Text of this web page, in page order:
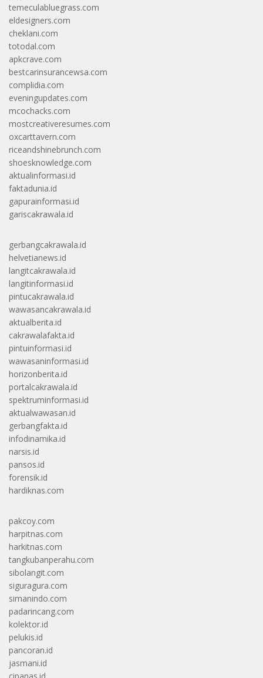
temeculabluegrass.com
eldesigners.com
cheklani.com
totodal.com
apkcrave.com
bestcarinsurancewsa.com
complidia.com
eveningupdates.com
mcochacks.com
mostcreativeresumes.com
oxcarttavern.com
riceandshinebrunch.com
shoesknowledge.com
aktualinformasi.id
faktadunia.id
gapurainformasi.id
gariscakrawala.id
gerbangcakrawala.id
helvetianews.id
langitcakrawala.id
langitinformasi.id
pintucakrawala.id
wawasancakrawala.id
aktualberita.id
cakrawalafakta.id
pintuinformasi.id
wawasaninformasi.id
horizonberita.id
portalcakrawala.id
spektruminformasi.id
aktualwawasan.id
gerbangfakta.id
infodinamika.id
narsis.id
pansos.id
forensik.id
hardiknas.com
pakcoy.com
harpitnas.com
harkitnas.com
tangkubanperahu.com
sibolangit.com
siguragura.com
simanindo.com
padarincang.com
kolektor.id
pelukis.id
pancoran.id
jasmani.id
cipanas.id